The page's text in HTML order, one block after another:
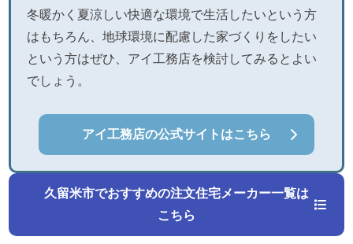
冬暖かく夏涼しい快適な環境で生活したいという方
はもちろん、地球環境に配慮した家づくりをしたい
という方はぜひ、アイ工務店を検討してみるとよい
でしょう。
アイ工務店の公式サイトはこちら
久留米市でおすすめの注文住宅メーカー一覧は
こちら